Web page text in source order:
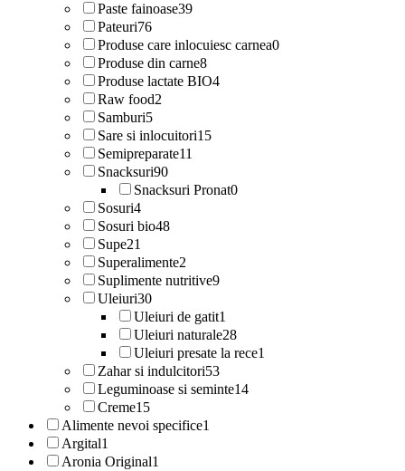
Paste fainoase39
Pateuri76
Produse care inlocuiesc carnea0
Produse din carne8
Produse lactate BIO4
Raw food2
Samburi5
Sare si inlocuitori15
Semipreparate11
Snacksuri90
Snacksuri Pronat0
Sosuri4
Sosuri bio48
Supe21
Superalimente2
Suplimente nutritive9
Uleiuri30
Uleiuri de gatit1
Uleiuri naturale28
Uleiuri presate la rece1
Zahar si indulcitori53
Leguminoase si seminte14
Creme15
Alimente nevoi specifice1
Argital1
Aronia Original1